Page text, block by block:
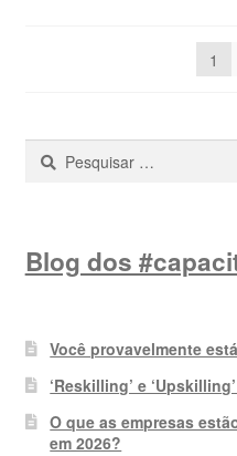
1
Pesquisar
por:
Blog dos
Você provavelmente
‘Reskilling’ e
O que as empresas
em 2026?